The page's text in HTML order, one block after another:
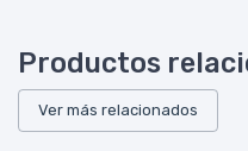
Productos
Ver más relacionados